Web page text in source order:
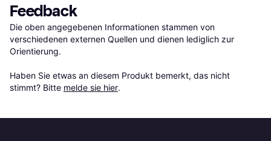
Feedback
Die oben angegebenen Informationen stammen von
verschiedenen externen Quellen und dienen lediglich zur
Orientierung.
Haben Sie etwas an diesem Produkt bemerkt, das nicht
stimmt? Bitte melde sie hier.